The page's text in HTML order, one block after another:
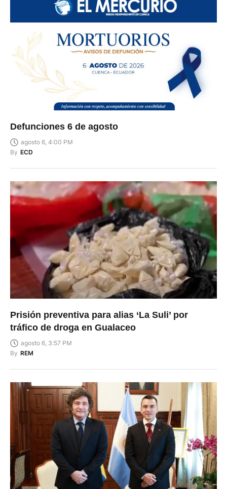
Defunciones 6 de agosto
agosto 6, 4:00 PM
By ECD
Prisión preventiva para alias ‘La Suli’ por
tráfico de droga en Gualaceo
agosto 6, 3:57 PM
By REM